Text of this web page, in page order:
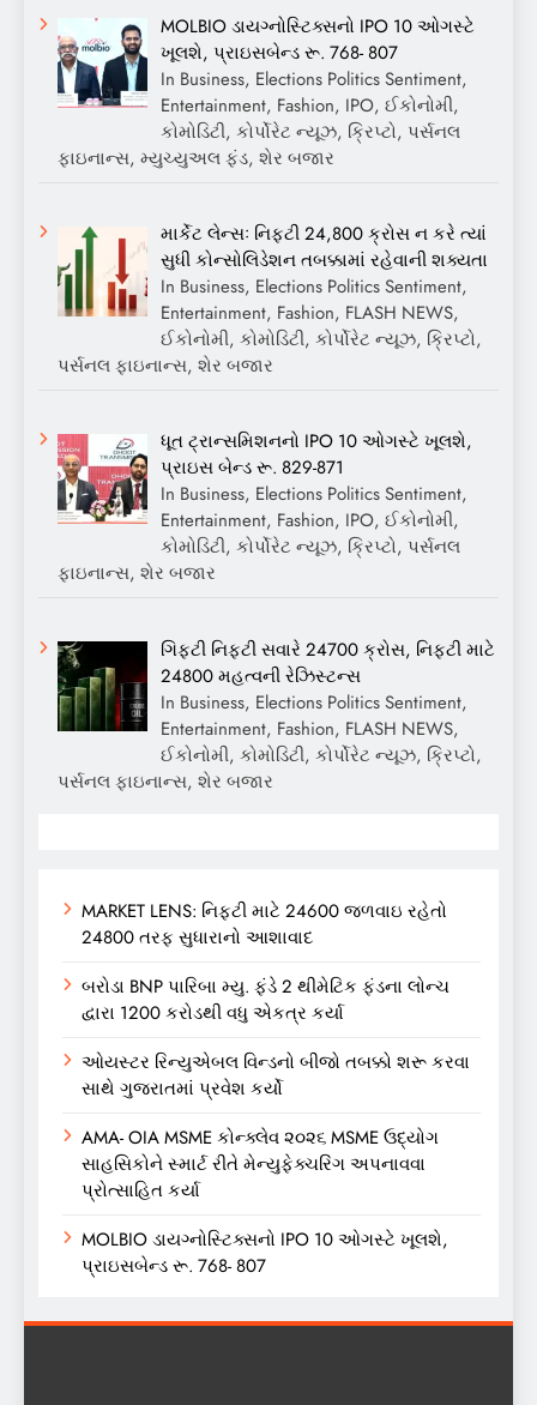
MOLBIO ડાયગ્નોસ્ટિક્સનો IPO 10 ઓગસ્ટે
ખૂલશે, પ્રાઇસબેન્ડ રૂ. 768- 807
In Business, Elections Politics Sentiment,
Entertainment, Fashion, IPO, ઈકોનોમી,
કોમોડિટી, કોર્પોરેટ ન્યૂઝ, ક્રિપ્ટો, પર્સનલ
ફાઇનાન્સ, મ્યુચ્યુઅલ ફંડ, શેર બજાર
માર્કેટ લેન્સઃ નિફ્ટી 24,800 ક્રોસ ન કરે ત્યાં
સુધી કોન્સોલિડેશન તબક્કામાં રહેવાની શક્યતા
In Business, Elections Politics Sentiment,
Entertainment, Fashion, FLASH NEWS,
ઈકોનોમી, કોમોડિટી, કોર્પોરેટ ન્યૂઝ, ક્રિપ્ટો,
પર્સનલ ફાઇનાન્સ, શેર બજાર
ધૂત ટ્રાન્સમિશનનો IPO 10 ઓગસ્ટે ખૂલશે,
પ્રાઇસ બેન્ડ રૂ. 829-871
In Business, Elections Politics Sentiment,
Entertainment, Fashion, IPO, ઈકોનોમી,
કોમોડિટી, કોર્પોરેટ ન્યૂઝ, ક્રિપ્ટો, પર્સનલ
ફાઇનાન્સ, શેર બજાર
ગિફ્ટી નિફ્ટી સવારે 24700 ક્રોસ, નિફ્ટી માટે
24800 મહત્વની રેઝિસ્ટન્સ
In Business, Elections Politics Sentiment,
Entertainment, Fashion, FLASH NEWS,
ઈકોનોમી, કોમોડિટી, કોર્પોરેટ ન્યૂઝ, ક્રિપ્ટો,
પર્સનલ ફાઇનાન્સ, શેર બજાર
MARKET LENS: નિફ્ટી માટે 24600 જળવાઇ રહેતો
24800 તરફ સુધારાનો આશાવાદ
બરોડા BNP પારિબા મ્યુ. ફંડે 2 થીમેટિક ફંડના લોન્ચ
દ્વારા 1200 કરોડથી વધુ એકત્ર કર્યા
ઓયસ્ટર રિન્યુએબલ વિન્ડનો બીજો તબક્કો શરૂ કરવા
સાથે ગુજરાતમાં પ્રવેશ કર્યો
AMA- OIA MSME કોન્ક્લેવ ૨૦૨૬ MSME ઉદ્યોગ
સાહસિકોને સ્માર્ટ રીતે મેન્યુફેક્ચરિંગ અપનાવવા
પ્રોત્સાહિત કર્યા
MOLBIO ડાયગ્નોસ્ટિક્સનો IPO 10 ઓગસ્ટે ખૂલશે,
પ્રાઇસબેન્ડ રૂ. 768- 807